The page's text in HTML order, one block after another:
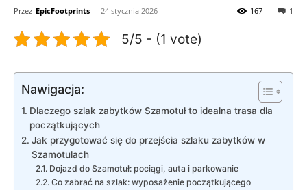
Przez EpicFootprints - 24 stycznia 2026 1
167
5/5 - (1 vote)
Nawigacja:
Dlaczego szlak zabytków Szamotuł to idealna trasa dla
początkujących
Jak przygotować się do przejścia szlaku zabytków w
Szamotułach
Dojazd do Szamotuł: pociągi, auta i parkowanie
Co zabrać na szlak: wyposażenie początkującego